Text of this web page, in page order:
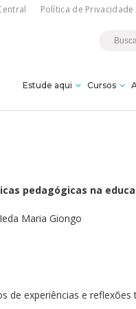
Política de Privacidade
Estude aqui
e bolsas
Cursos
da
de
-
pedagógicas na
Maria Giongo
de experiências e